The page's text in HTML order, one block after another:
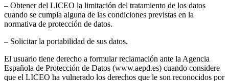
– Obtener del LICEO la limitación del tratamiento de los datos
cuando se cumpla alguna de las condiciones previstas en la
normativa de protección de datos.
– Solicitar la portabilidad de sus datos.
El usuario tiene derecho a formular reclamación ante la Agencia
Española de Protección de Datos (www.aepd.es) cuando considere
que el LICEO ha vulnerado los derechos que le son reconocidos por